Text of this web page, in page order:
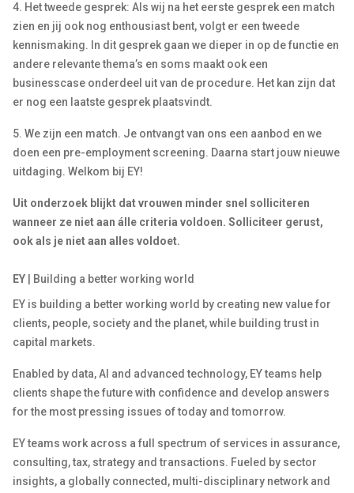
4. Het tweede gesprek: Als wij na het eerste gesprek een match
zien en jij ook nog enthousiast bent, volgt er een tweede
kennismaking. In dit gesprek gaan we dieper in op de functie en
andere relevante thema’s en soms maakt ook een
businesscase onderdeel uit van de procedure. Het kan zijn dat
er nog een laatste gesprek plaatsvindt.
5. We zijn een match. Je ontvangt van ons een aanbod en we
doen een pre-employment screening. Daarna start jouw nieuwe
uitdaging. Welkom bij EY!
Uit onderzoek blijkt dat vrouwen minder snel solliciteren
wanneer ze niet aan álle criteria voldoen. Solliciteer gerust,
ook als je niet aan alles voldoet.
EY
| Building a better working world
EY is building a better working world by creating new value for
clients, people, society and the planet, while building trust in
capital markets.
Enabled by data, AI and advanced technology, EY teams help
clients shape the future with confidence and develop answers
for the most pressing issues of today and tomorrow.
EY teams work across a full spectrum of services in assurance,
consulting, tax, strategy and transactions. Fueled by sector
insights, a globally connected, multi-disciplinary network and